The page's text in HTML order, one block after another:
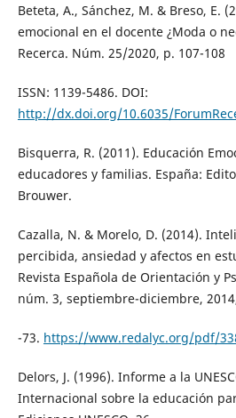
Beteta, A., Sánchez, M. & Breso, E.
emocional en el docente ¿Moda o
Recerca. Núm. 25/2020, p. 107-108
ISSN: 1139-5486. DOI:
http://dx.doi.org/10.6035/
Bisquerra, R. (2011). Educación
educadores y familias. España:
Brouwer.
Cazalla, N. & Morelo, D. (2014).
percibida, ansiedad y afectos en
Revista Española de Orientación y
núm. 3, septiembre-diciembre,
-73. https://www.redalyc.org/pdf/
Delors, J. (1996). Informe a la
Internacional sobre la educación